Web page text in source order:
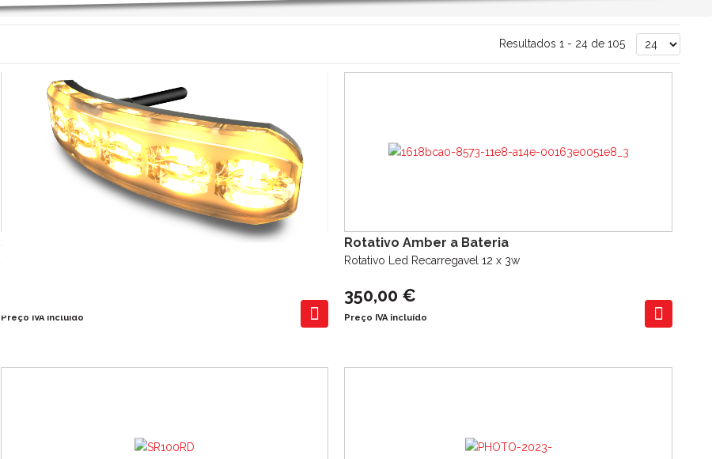
Resultados 1 - 24 de 105
Strobe Azul 6x3W 10-30V Flexivel
Preço IVA incluído
Rotativo Amber a Bateria
Rotativo Led Recarregavel 12 x 3w
350,00 €
Preço IVA incluído